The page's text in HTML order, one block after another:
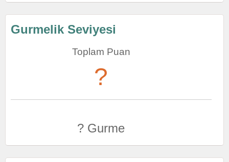
Gurmelik Seviyesi
Toplam Puan
?
? Gurme